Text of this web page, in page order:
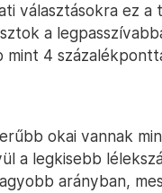
választásokra ez
a
4
okai vannak
a legkisebb
arányban,